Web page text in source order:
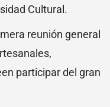
Cultural.
reunión general
participar del gran